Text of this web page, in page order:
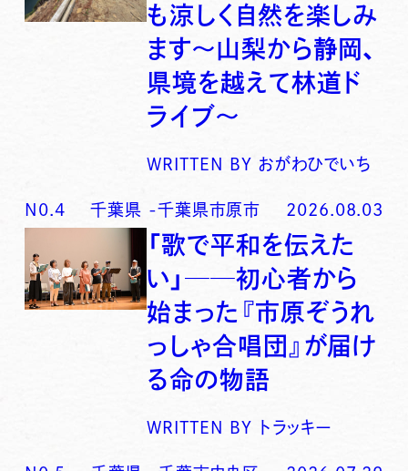
も涼しく自然を楽しみ
ます〜山梨から静岡、
県境を越えて林道ド
ライブ〜
WRITTEN BY おがわひでいち
N0. 4 千葉県 -千葉県市原市 2026.08.03
「歌で平和を伝えた
い」──初心者から
始まった『市原ぞうれ
っしゃ合唱団』が届け
る命の物語
WRITTEN BY トラッキー